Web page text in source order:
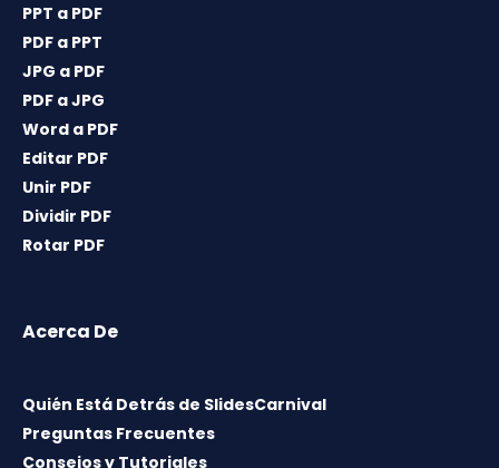
PPT a PDF
PDF a PPT
JPG a PDF
PDF a JPG
Word a PDF
Editar PDF
Unir PDF
Dividir PDF
Rotar PDF
Acerca De
Quién Está Detrás de SlidesCarnival
Preguntas Frecuentes
Consejos y Tutoriales